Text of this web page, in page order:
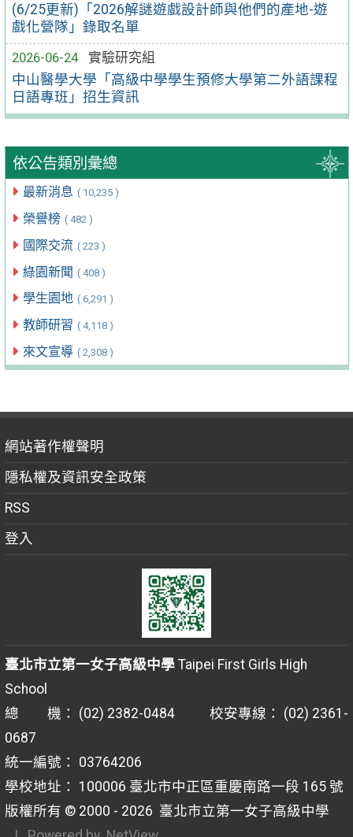
(6/25更新)「2026解謎遊戲設計師與他們的產地-遊
戲化營隊」錄取名單
2026-06-24
實驗研究組
中山醫學大學「高級中學學生預修大學第二外語課程
日語專班」招生資訊
依公告類別彙總
最新消息 ( 10,235 )
榮譽榜 ( 482 )
國際交流 ( 223 )
綠園新聞 ( 408 )
學生園地 ( 6,291 )
教師研習 ( 4,118 )
來文宣導 ( 2,308 )
網站著作權聲明
隱私權及資訊安全政策
RSS
登入
臺北市立第一女子高級中學Taipei First Girls High
School
總 機： (02) 2382-0484 校安專線： (02) 2361-
0687
統一編號： 03764206
學校地址： 100006 臺北市中正區重慶南路一段 165 號
版權所有 © 2000 - 2026 臺北市立第一女子高級中學